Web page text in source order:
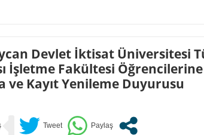
Devlet İktisat Üniversitesi
İşletme Fakültesi
ve Kayıt Yenileme Duyurusu